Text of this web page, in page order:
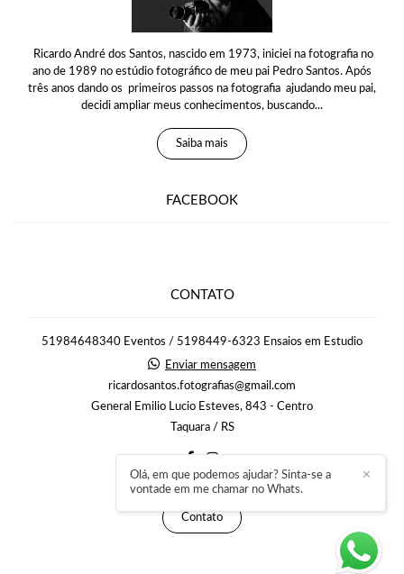
Ricardo André dos Santos, nascido em 1973, iniciei na fotografia no
ano de 1989 no estúdio fotográfico de meu pai Pedro Santos. Após
três anos dando os primeiros passos na fotografia ajudando meu pai,
decidi ampliar meus conhecimentos, buscando...
Saiba mais
FACEBOOK
CONTATO
51984648340 Eventos / 5198449-6323 Ensaios em Estudio
Enviar mensagem
ricardosantos.fotografias@gmail.com
General Emilio Lucio Esteves, 843 - Centro
Taquara / RS
Contato
✕
Olá, em que podemos ajudar? Sinta-se a
vontade em me chamar no Whats.